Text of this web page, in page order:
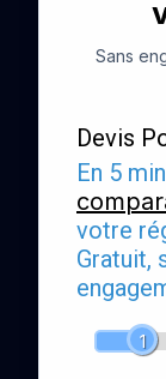
Sans
Devis
En 5
votre
Gratuit,
1